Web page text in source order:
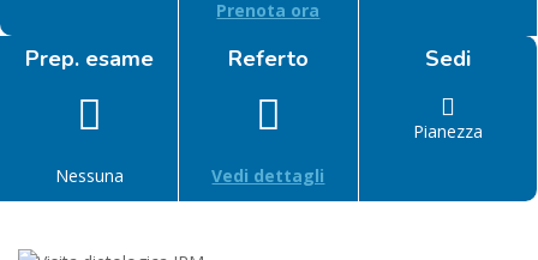
Prenota ora
Prep. esame
Nessuna
Referto
Vedi dettagli
Sedi
Pianezza